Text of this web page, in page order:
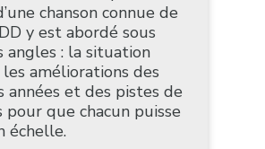
chanson connue de
y est abordé sous
angles : la situation
améliorations des
années et des pistes de
que chacun puisse
échelle.